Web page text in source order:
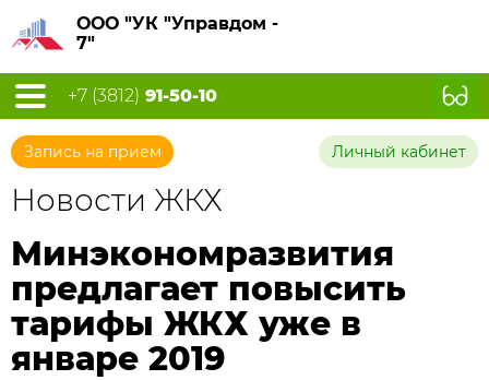
ООО "УК "Управдом -
7"
+7 (3812) 91-50-10
Запись на прием Личный кабинет
Новости ЖКХ
Минэкономразвития
предлагает повысить
тарифы ЖКХ уже в
январе 2019